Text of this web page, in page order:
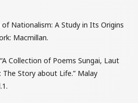
of Nationalism: A Study in Its Origins
Macmillan.
Collection of Poems Sungai, Laut
Story about Life.” Malay